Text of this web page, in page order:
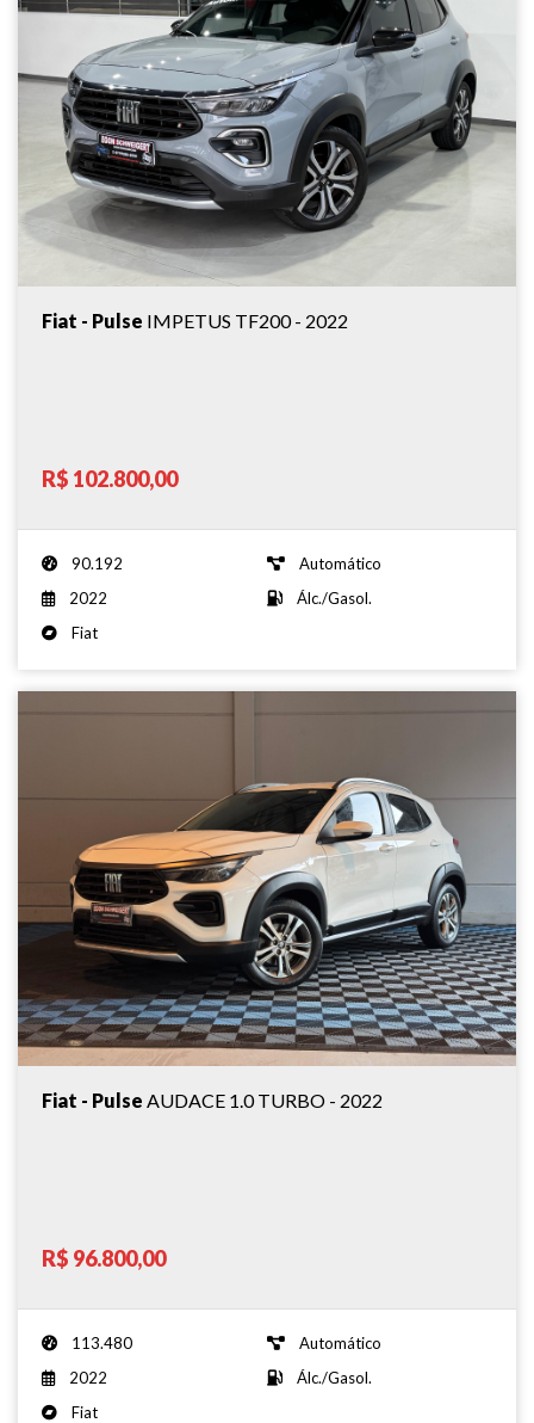
Fiat - Pulse IMPETUS TF200 - 2022
R$ 102.800,00
90.192
Automático
2022
Álc./Gasol.
Fiat
Fiat - Pulse AUDACE 1.0 TURBO - 2022
R$ 96.800,00
113.480
Automático
2022
Álc./Gasol.
Fiat